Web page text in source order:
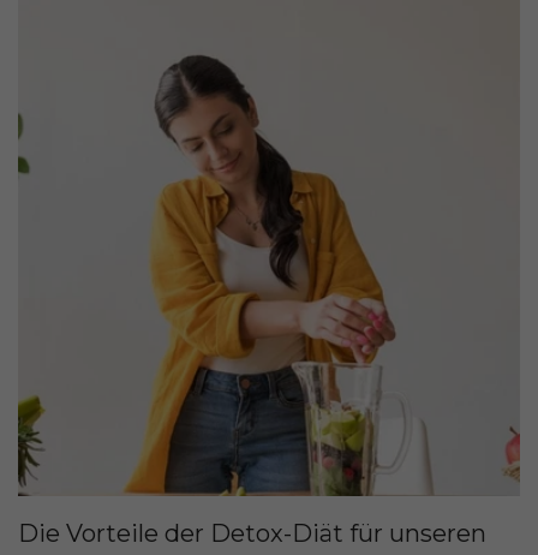
Die Vorteile der Detox-Diät für unseren